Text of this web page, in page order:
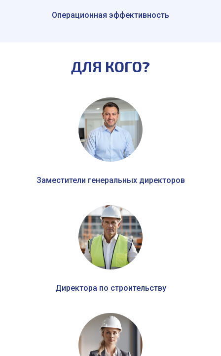
Операционная эффективность
ДЛЯ КОГО?
Заместители генеральных директоров
Директора по строительству